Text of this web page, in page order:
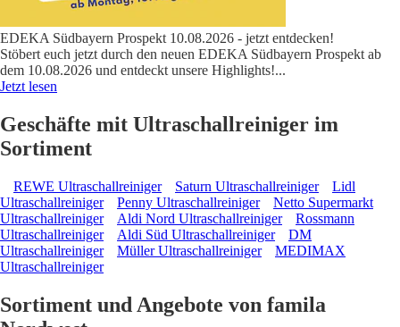
EDEKA Südbayern Prospekt 10.08.2026 - jetzt entdecken!
Stöbert euch jetzt durch den neuen EDEKA Südbayern Prospekt ab
dem 10.08.2026 und entdeckt unsere Highlights!...
Jetzt lesen
Geschäfte mit Ultraschallreiniger im
Sortiment
REWE Ultraschallreiniger Saturn Ultraschallreiniger
Lidl
Ultraschallreiniger
Penny Ultraschallreiniger
Netto Supermarkt
Ultraschallreiniger
Aldi Nord Ultraschallreiniger
Rossmann
Ultraschallreiniger
Aldi Süd Ultraschallreiniger
DM
Ultraschallreiniger
Müller Ultraschallreiniger
MEDIMAX
Ultraschallreiniger
Sortiment und Angebote von famila